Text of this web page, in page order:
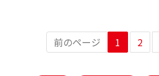
前のページ 1 2